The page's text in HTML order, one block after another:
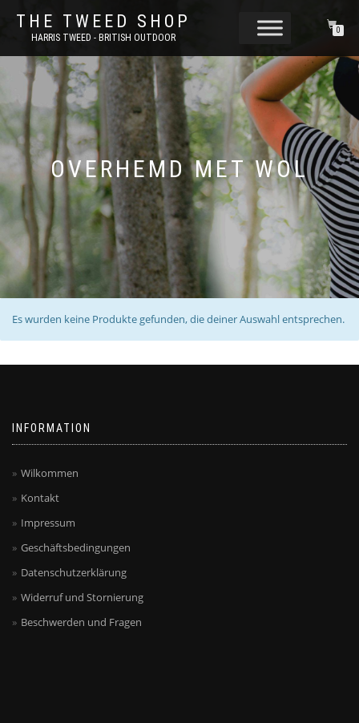
THE TWEED SHOP
HARRIS TWEED - BRITISH OUTDOOR
0
OVERHEMD MET WOL
Es wurden keine Produkte gefunden, die deiner Auswahl entsprechen.
INFORMATION
Wilkommen
Kontakt
Impressum
Geschäftsbedingungen
Datenschutzerklärung
Widerruf und Stornierung
Beschwerden und Fragen